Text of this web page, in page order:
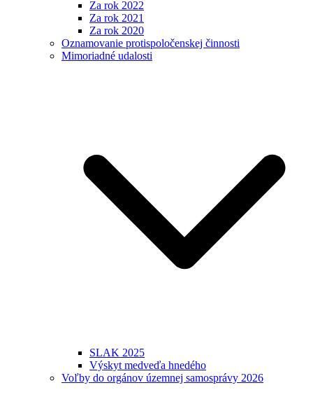
Za rok 2022
Za rok 2021
Za rok 2020
Oznamovanie protispoločenskej činnosti
Mimoriadné udalosti
SLAK 2025
Výskyt medveďa hnedého
Voľby do orgánov územnej samosprávy 2026